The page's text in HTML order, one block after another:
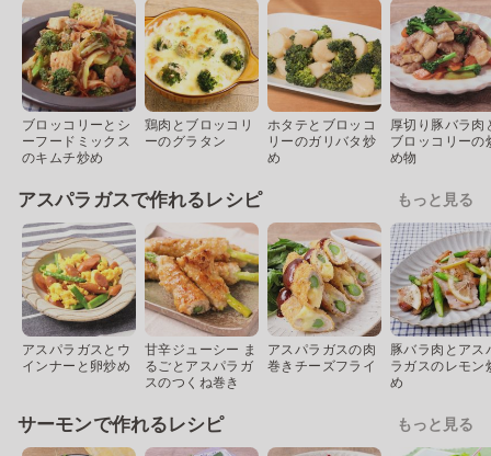
ブロッコリーとシ
ーフードミックス
のキムチ炒め
鶏肉とブロッコリ
ーのグラタン
ホタテとブロッコ
リーのガリバタ炒
め
厚切り豚バラ肉
ブロッコリーの
め物
アスパラガスで作れるレシピ もっと見る
アスパラガスとウ
インナーと卵炒め
甘辛ジューシー ま
るごとアスパラガ
スのつくね巻き
アスパラガスの肉
巻きチーズフライ
豚バラ肉とアス
ラガスのレモン
め
サーモンで作れるレシピ もっと見る